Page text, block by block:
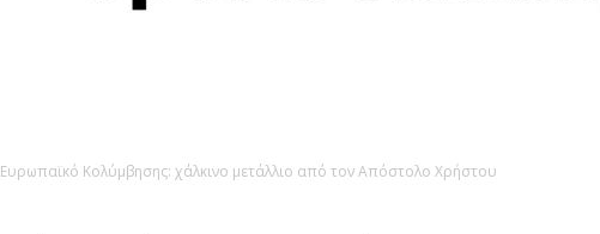
Ευρωπαϊκό Κολύμβησης: χάλκινο μετάλλιο από τον Απόστολο Χρήστου